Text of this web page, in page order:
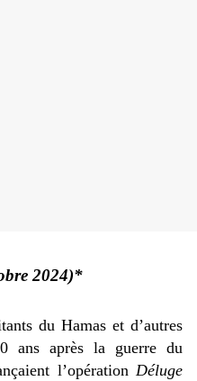
2024)*
du Hamas et d’autres
ans après la guerre du
l’opération Déluge